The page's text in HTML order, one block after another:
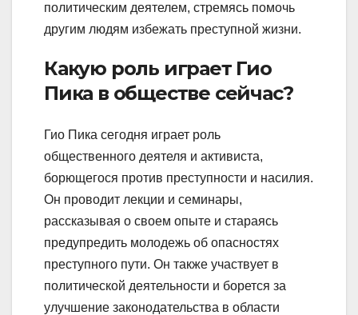
политическим деятелем, стремясь помочь
другим людям избежать преступной жизни.
Какую роль играет Гио
Пика в обществе сейчас?
Гио Пика сегодня играет роль
общественного деятеля и активиста,
борющегося против преступности и насилия.
Он проводит лекции и семинары,
рассказывая о своем опыте и стараясь
предупредить молодежь об опасностях
преступного пути. Он также участвует в
политической деятельности и борется за
улучшение законодательства в области